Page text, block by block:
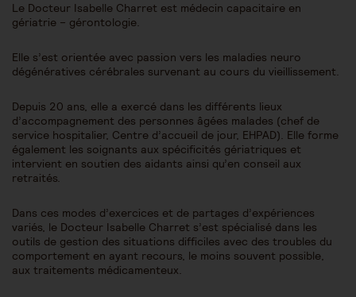
Le Docteur Isabelle Charret est médecin capacitaire en
gériatrie – gérontologie.
Elle s’est orientée avec passion vers les maladies neuro
dégénératives cérébrales survenant au cours du vieillissement.
Depuis 20 ans, elle a exercé dans les différents lieux
d’accompagnement des personnes âgées malades (chef de
service hospitalier, Centre d’accueil de jour, EHPAD). Elle forme
également les soignants aux spécificités gériatriques et
intervient en soutien des aidants ainsi qu’en conseil aux
retraités.
Dans ces modes d’exercices et de partages d’expériences
variés, le Docteur Isabelle Charret s’est spécialisé dans les
outils de gestion des situations difficiles avec des troubles du
comportement en ayant recours, le moins souvent possible,
aux traitements médicamenteux.